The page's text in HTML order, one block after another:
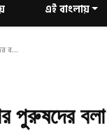
এই বাংলায়
ব...
পুরুষদের